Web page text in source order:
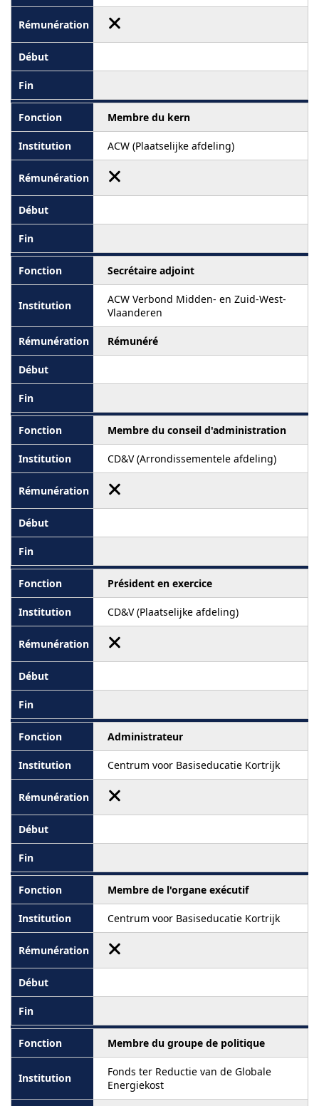
Membre du kern
ACW (Plaatselijke afdeling)
Secrétaire adjoint
ACW Verbond Midden- en Zuid-West-
Vlaanderen
Rémunéré
Membre du conseil d'administration
CD&V (Arrondissementele afdeling)
Président en exercice
CD&V (Plaatselijke afdeling)
Administrateur
Centrum voor Basiseducatie Kortrijk
Membre de l'organe exécutif
Centrum voor Basiseducatie Kortrijk
Membre du groupe de politique
Fonds ter Reductie van de Globale
Energiekost